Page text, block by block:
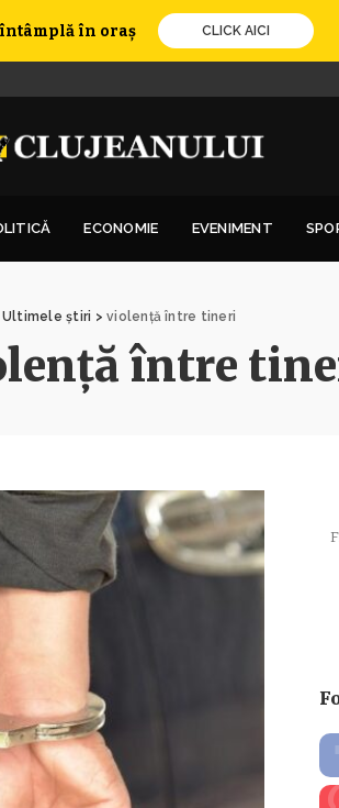
întâmplă în oraș CLICK AICI
ECONOMIE EVENIMENT
Ultimele știri >violență între tineri
între